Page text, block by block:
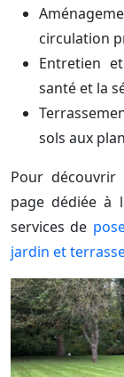
circulation
Entretien
santé et la
sols aux
Pour découvrir
page dédiée à
services de
jardin et